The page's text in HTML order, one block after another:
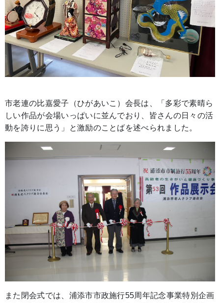
市老連の比嘉愛子（ひがあいこ）会長は、「多彩で素晴ら
しい作品が会場いっぱいに並んでおり、皆さんの日々の活
動を誇りに思う」と激励のことばを述べられました。
また閉会式では、浦添市市政施行55周年記念事業特別企画